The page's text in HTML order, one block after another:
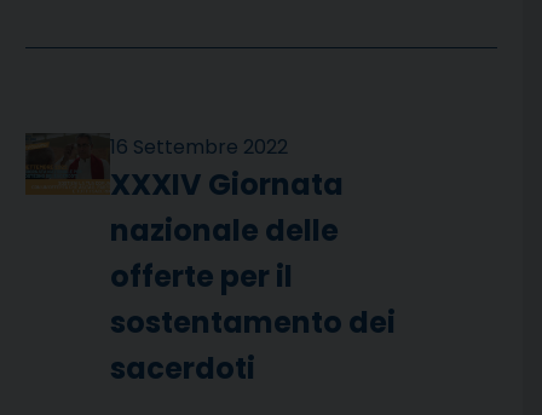
16 Settembre 2022
XXXIV Giornata
nazionale delle
offerte per il
sostentamento dei
sacerdoti